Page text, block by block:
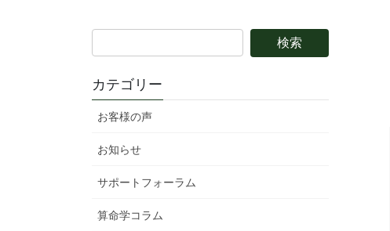
カテゴリー
お客様の声
お知らせ
サポートフォーラム
算命学コラム